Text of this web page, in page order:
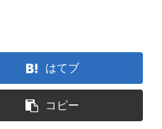
はてブ
コピー